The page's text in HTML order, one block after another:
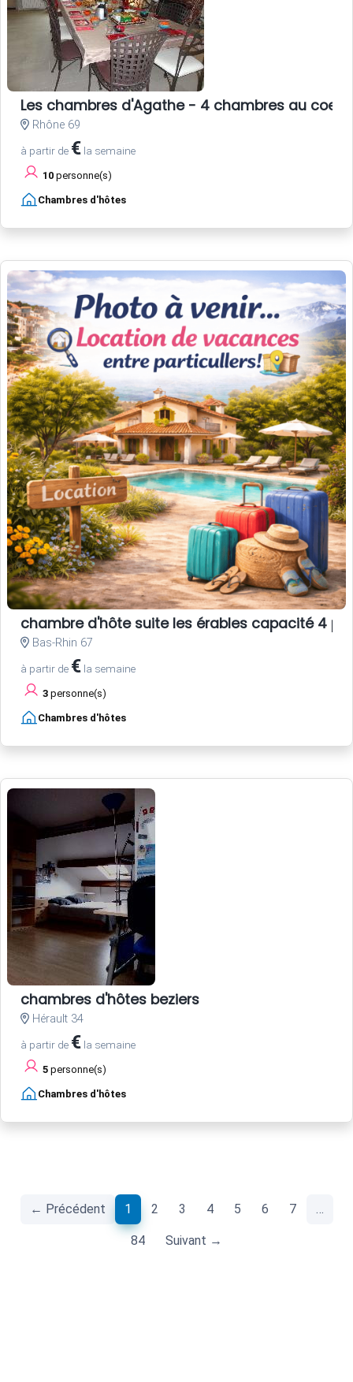
Les chambres d'Agathe - 4 chambres au
Rhône 69
à partir de € la semaine
10 personne(s)
Chambres d'hôtes
chambre d'hôte suite les érables capacité 4
Bas-Rhin 67
à partir de € la semaine
3 personne(s)
Chambres d'hôtes
chambres d'hôtes beziers
Hérault 34
à partir de € la semaine
5 personne(s)
Chambres d'hôtes
← Précédent 1 (current)
2 3 4 5 6 7 …
84 Suivant →